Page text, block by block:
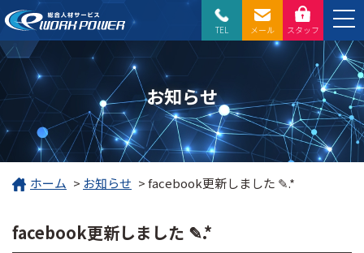
TEL メール スタッフ
お知らせ
ホーム > お知らせ >facebook更新しました ✎.*
facebook更新しました ✎.*